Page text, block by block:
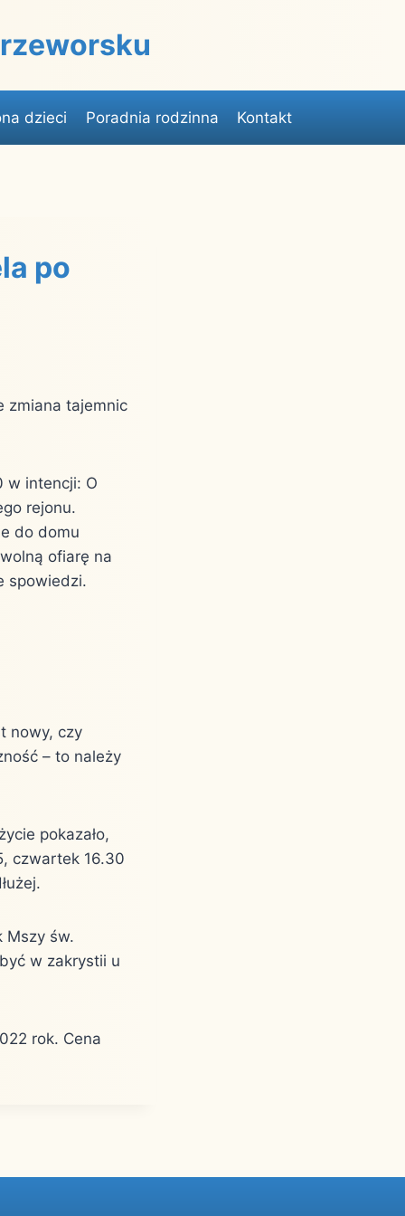
dzieci Poradnia rodzinna Kontakt
po
zmiana tajemnic
w intencji: O
rejonu.
do domu
ofiarę na
spowiedzi.
nowy, czy
– to należy
pokazało,
czwartek 16.30
Mszy św.
w zakrystii u
rok. Cena